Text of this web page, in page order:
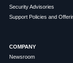
Security Advisories
Support Policies and
COMPANY
Newsroom